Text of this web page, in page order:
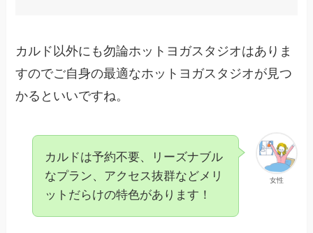
カルド以外にも勿論ホットヨガスタジオはありま
すのでご自身の最適なホットヨガスタジオが見つ
かるといいですね。
女性
カルドは予約不要、リーズナブル
なプラン、アクセス抜群などメリ
ットだらけの特色があります！